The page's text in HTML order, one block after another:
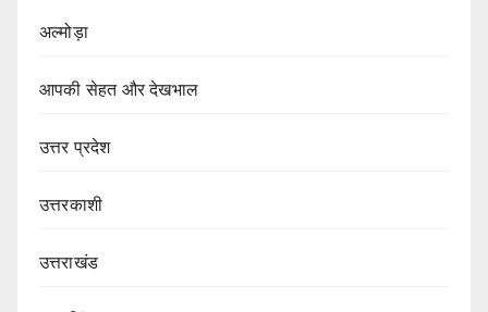
अल्मोड़ा
आपकी सेहत और देखभाल
उत्तर प्रदेश
उत्तरकाशी
उत्तराखंड